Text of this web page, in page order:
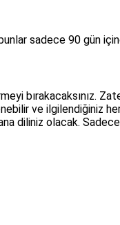
sadece 90 gün
bırakacaksınız.
ve ilgilendiğiniz
diliniz olacak.